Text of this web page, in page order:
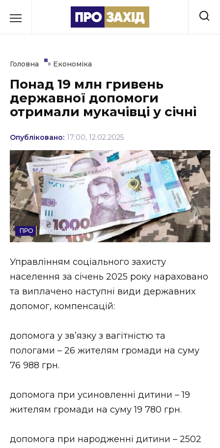
до
Культура
Освіта
Події
Політика
Соціум
Спорт
Стиль життя
Втрачений Ужгород (відеоверсія)
НОВИНИ ЗАХІДНОЇ УКРАЇНИ
ФОТО
Головна » Економіка
Понад 19 млн гривень
державної допомоги
отримали мукачівці у січні
Опубліковано: 17:00, 12.02.2025
ЕКОНОМІКА
Управлінням соціального захисту
населення за січень 2025 року нараховано
та виплачено наступні види державних
допомог, компенсацій:
допомога у зв’язку з вагітністю та
пологами – 26 жителям громади на суму
76 988 грн.
допомога при усиновленні дитини – 19
жителям громади на суму 19 780 грн.
допомога при народженні дитини – 2502